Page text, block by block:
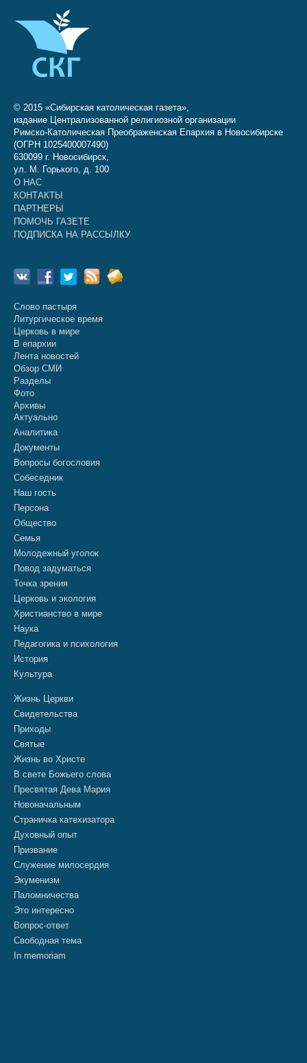
© 2015 «Сибирская католическая газета»,
издание Централизованной религиозной организации
Римско-Католическая Преображенская Епархия в Новосибирске
(ОГРН 1025400007490)
630099 г. Новосибирск,
ул. М. Горького, д. 100
О НАС
КОНТАКТЫ
ПАРТНЕРЫ
ПОМОЧЬ ГАЗЕТЕ
ПОДПИСКА НА РАССЫЛКУ
Слово пастыря
Литургическое время
Церковь в мире
В епархии
Лента новостей
Обзор СМИ
Разделы
Фото
Архивы
Актуально
Аналитика
Документы
Вопросы богословия
Собеседник
Наш гость
Персона
Общество
Семья
Молодежный уголок
Повод задуматься
Точка зрения
Церковь и экология
Христианство в мире
Наука
Педагогика и психология
История
Культура
Жизнь Церкви
Свидетельства
Приходы
Святые
Жизнь во Христе
В свете Божьего слова
Пресвятая Дева Мария
Новоначальным
Страничка катехизатора
Духовный опыт
Призвание
Служение милосердия
Экуменизм
Паломничества
Это интересно
Вопрос-ответ
Свободная тема
In memoriam